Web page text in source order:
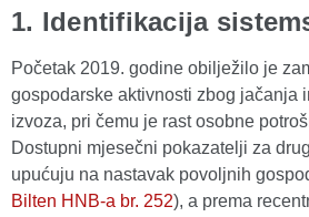
1. Identifikacija
Početak 2019. godine obilježilo je
gospodarske aktivnosti zbog jačanja
izvoza, pri čemu je rast osobne
Dostupni mjesečni pokazatelji za
upućuju na nastavak povoljnih
Bilten HNB-a br. 252), a prema